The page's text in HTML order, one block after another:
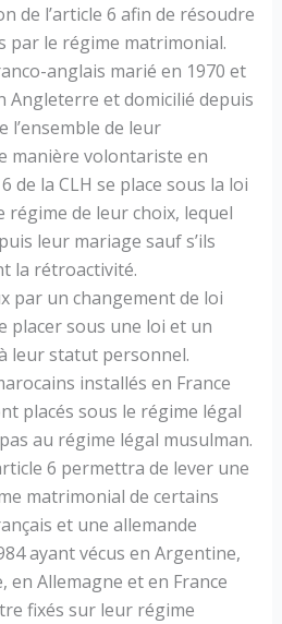
de l’article 6 afin de résoudre
par le régime matrimonial.
anglais marié en 1970 et
Angleterre et domicilié depuis
l’ensemble de leur
manière volontariste en
de la CLH se place sous la loi
de leur choix, lequel
leur mariage sauf s’ils
la rétroactivité.
par un changement de loi
placer sous une loi et un
leur statut personnel.
installés en France
placés sous le régime légal
au régime légal musulman.
6 permettra de lever une
matrimonial de certains
et une allemande
ayant vécus en Argentine,
en Allemagne et en France
fixés sur leur régime